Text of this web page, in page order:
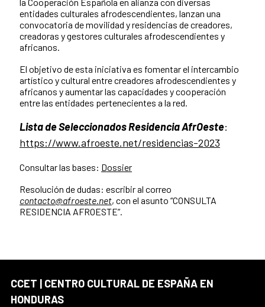
entidades culturales afrodescendientes, lanzan una
convocatoria de movilidad y residencias de creadores,
creadoras y gestores culturales afrodescendientes y
africanos.
El objetivo de esta iniciativa es fomentar el intercambio
artístico y cultural entre creadores afrodescendientes y
africanos y aumentar las capacidades y cooperación
entre las entidades pertenecientes a la red.
Lista de Seleccionados Residencia AfrOeste:
https://www.afroeste.net/residencias-2023
Consultar las bases: Dossier
Resolución de dudas: escribir al correo
contacto@afroeste.net, con el asunto “CONSULTA
RESIDENCIA AFROESTE”.
CCET | CENTRO CULTURAL DE ESPAÑA EN
HONDURAS